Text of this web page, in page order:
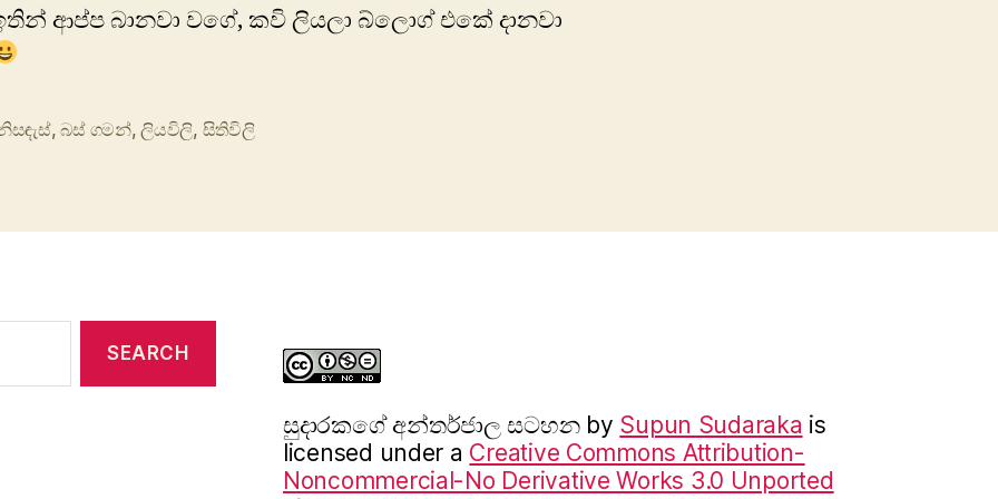
ආප්ප බානවා වගේ, කවි ලියලා බ්ලොග් එකේ දානවා
,බස් ගමන්,ලියවිලි, සිතිවිලි
සුදාරක‍ගේ අන්තර්ජාල සටහනby Supun Sudaraka is
licensed under a Creative Commons Attribution-
Noncommercial-No Derivative Works 3.0 Unported